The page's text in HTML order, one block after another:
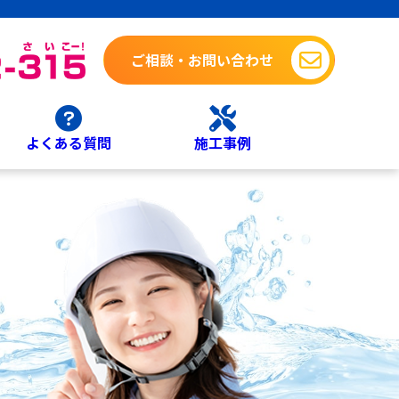
ご相談・お問い合わせ
よくある質問 施工事例